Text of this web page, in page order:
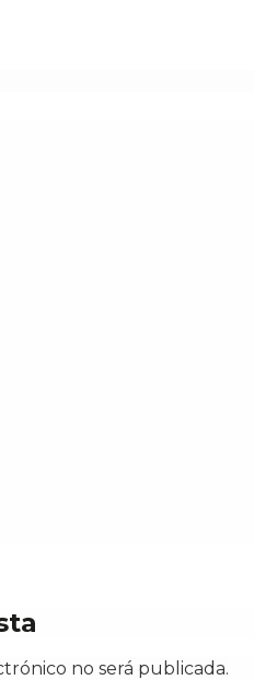
no será publicada.